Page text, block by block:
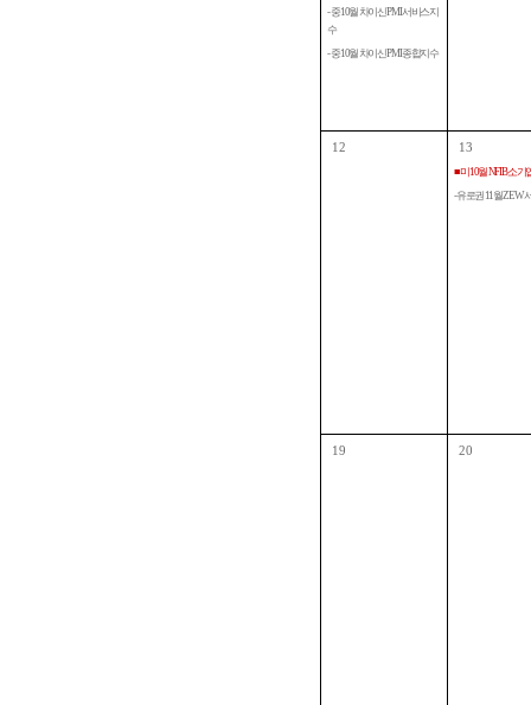
- 중 10월 차이신 PMI 서비스지
수
- 중 10월 차이신 PMI 종합지수
12 13
■ 미 10월 NFIB 소기
- 유로권 11월 ZEW
19 20